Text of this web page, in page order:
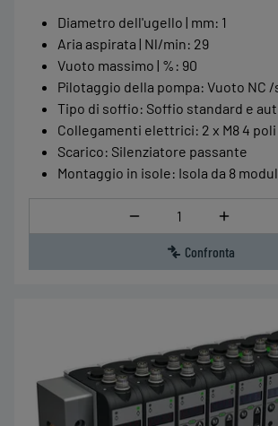
Diametro dell'ugello | mm: 1
Aria aspirata | Nl/min: 29
Vuoto massimo | % : 90
Pilotaggio della pompa: Vuoto NC
Tipo di soffio: Soffio standard e
Collegamenti elettrici: 2 x M8 4 poli
Scarico: Silenziatore passante
Montaggio in isole: Isola da 8
Quantità
Confronta